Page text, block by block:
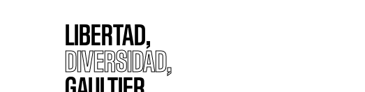
LIBERTAD,
DIVERSIDAD,